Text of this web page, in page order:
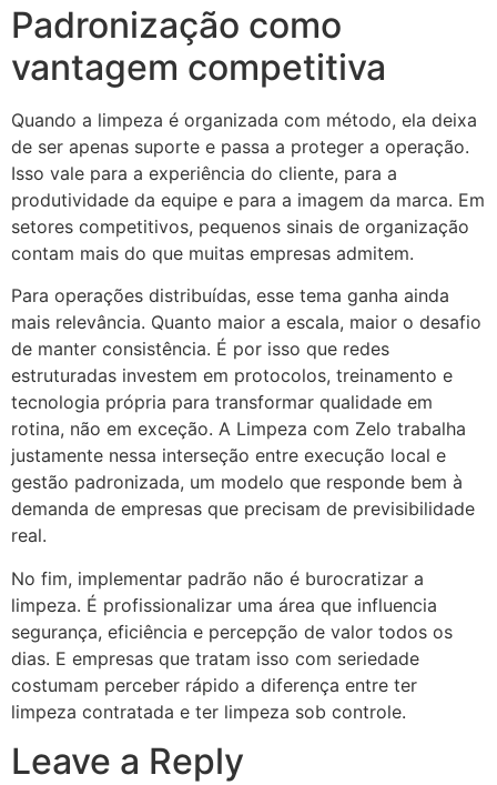
Padronização como
vantagem competitiva
Quando a limpeza é organizada com método, ela deixa
de ser apenas suporte e passa a proteger a operação.
Isso vale para a experiência do cliente, para a
produtividade da equipe e para a imagem da marca. Em
setores competitivos, pequenos sinais de organização
contam mais do que muitas empresas admitem.
Para operações distribuídas, esse tema ganha ainda
mais relevância. Quanto maior a escala, maior o desafio
de manter consistência. É por isso que redes
estruturadas investem em protocolos, treinamento e
tecnologia própria para transformar qualidade em
rotina, não em exceção. A Limpeza com Zelo trabalha
justamente nessa interseção entre execução local e
gestão padronizada, um modelo que responde bem à
demanda de empresas que precisam de previsibilidade
real.
No fim, implementar padrão não é burocratizar a
limpeza. É profissionalizar uma área que influencia
segurança, eficiência e percepção de valor todos os
dias. E empresas que tratam isso com seriedade
costumam perceber rápido a diferença entre ter
limpeza contratada e ter limpeza sob controle.
Leave a Reply